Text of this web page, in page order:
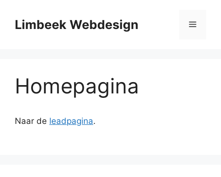
naarLimbeek Webdesign Menu
Homepagina
Naar de leadpagina.